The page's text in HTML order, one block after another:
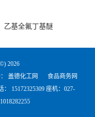
乙基全氟丁基醚
2026
盖德化工网
食品商务网
15172325309 座机：027-